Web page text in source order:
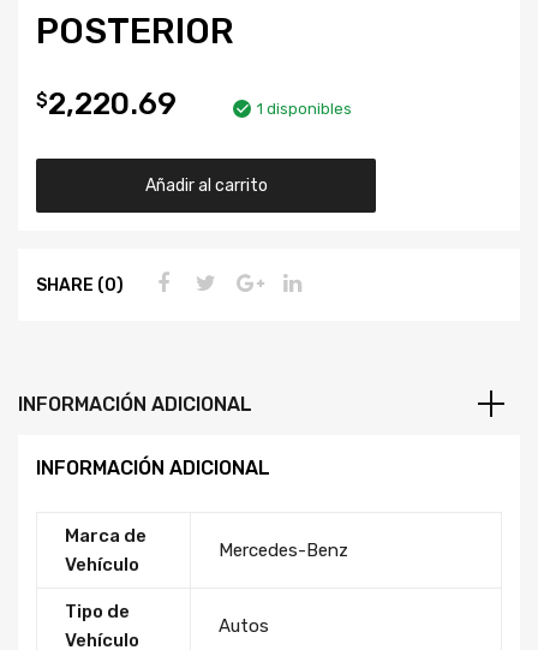
POSTERIOR
$2,220.69 1 disponibles
Añadir al carrito
SHARE (0)
INFORMACIÓN ADICIONAL
INFORMACIÓN ADICIONAL
Marca de
Vehículo
Mercedes-Benz
Tipo de
Vehículo
Autos